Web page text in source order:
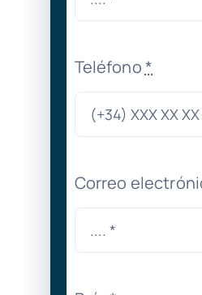
Teléfono*
Correo